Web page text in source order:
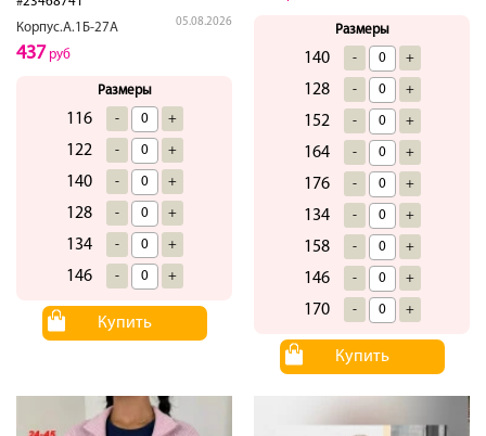
Корпус.А.1Б-27А
05.08.2026
437 руб
Размеры
116 - +
122 - +
140 - +
128 - +
134 - +
146 - +
Купить
Размеры
140 - +
128 - +
152 - +
164 - +
176 - +
134 - +
158 - +
146 - +
170 - +
Купить